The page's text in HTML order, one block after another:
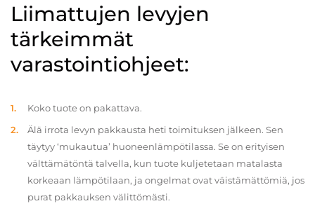
Liimattujen levyjen
tärkeimmät
varastointiohjeet:
Koko tuote on pakattava.
Älä irrota levyn pakkausta heti toimituksen jälkeen. Sen
täytyy ‘mukautua’ huoneenlämpötilassa. Se on erityisen
välttämätöntä talvella, kun tuote kuljetetaan matalasta
korkeaan lämpötilaan, ja ongelmat ovat väistämättömiä, jos
purat pakkauksen välittömästi.